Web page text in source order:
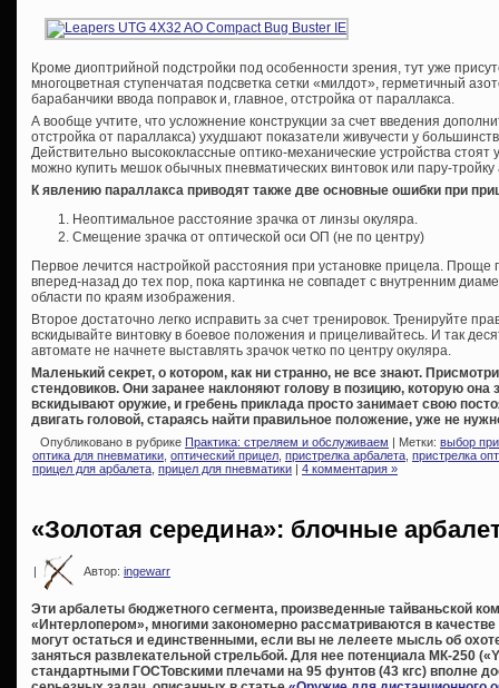
Кроме диоптрийной подстройки под особенности зрения, тут уже
многоцветная ступенчатая подсветка сетки «милдот», герметичный
барабанчики ввода поправок и, главное, отстройка от параллакса.
А вообще учтите, что усложнение конструкции за счет введения
отстройка от параллакса) ухудшают показатели живучести у
Действительно высококлассные оптико-механические устройства стоят
можно купить мешок обычных пневматических винтовок или пару-тройку
К явлению параллакса приводят также две основные ошибки при
Неоптимальное расстояние зрачка от линзы окуляра.
Смещение зрачка от оптической оси ОП (не по центру)
Первое лечится настройкой расстояния при установке прицела.
вперед-назад до тех пор, пока картинка не совпадет с внутренним
области по краям изображения.
Второе достаточно легко исправить за счет тренировок. Тренируйте
вскидывайте винтовку в боевое положения и прицеливайтесь. И так
автомате не начнете выставлять зрачок четко по центру окуляра.
Маленький секрет, о котором, как ни странно, не все знают.
стендовиков. Они заранее наклоняют голову в позицию, которую она
вскидывают оружие, и гребень приклада просто занимает свою
двигать головой, стараясь найти правильное положение, уже не
Опубликовано в рубрике Практика: стреляем и обслуживаем | Метки: выбор
оптика для пневматики оптический прицел пристрелка арбалета пристрелка
прицел для арбалета прицел для пневматики | 4 комментария »
«Золотая середина»: блочные
| Автор: ingewarr
Эти арбалеты бюджетного сегмента, произведенные тайваньской
«Интерлопером», многими закономерно рассматриваются в
могут остаться и единственными, если вы не лелеете мысль об
заняться развлекательной стрельбой. Для нее потенциала МК-250
стандартными ГОСТовскими плечами на 95 фунтов (43 кгс) вполне